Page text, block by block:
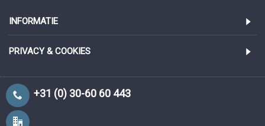
INFORMATIE
PRIVACY & COOKIES
+31 (0) 30-60 60 443